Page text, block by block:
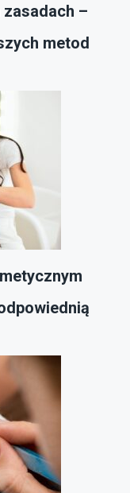
zasadach –
metod